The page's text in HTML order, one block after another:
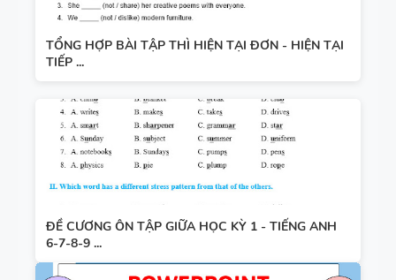
TỔNG HỢP BÀI TẬP THÌ HIỆN TẠI ĐƠN - HIỆN TẠI
TIẾP ...
ĐỀ CƯƠNG ÔN TẬP GIỮA HỌC KỲ 1 - TIẾNG ANH
6-7-8-9 ...